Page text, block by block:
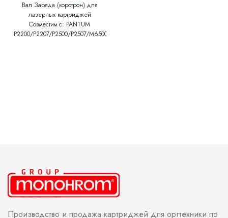
Вал Заряда (коротрон) для
лазерных картриджей
Совместим с: PANTUM
P2200/P2207/P2500/P2507/M6500/M6607
Производство и продажа картриджей для оргтехники по